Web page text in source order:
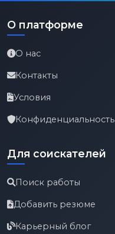
О платформе
О нас
Контакты
Условия
Конфиденциальность
Для соискателей
Поиск работы
Добавить резюме
Карьерный блог